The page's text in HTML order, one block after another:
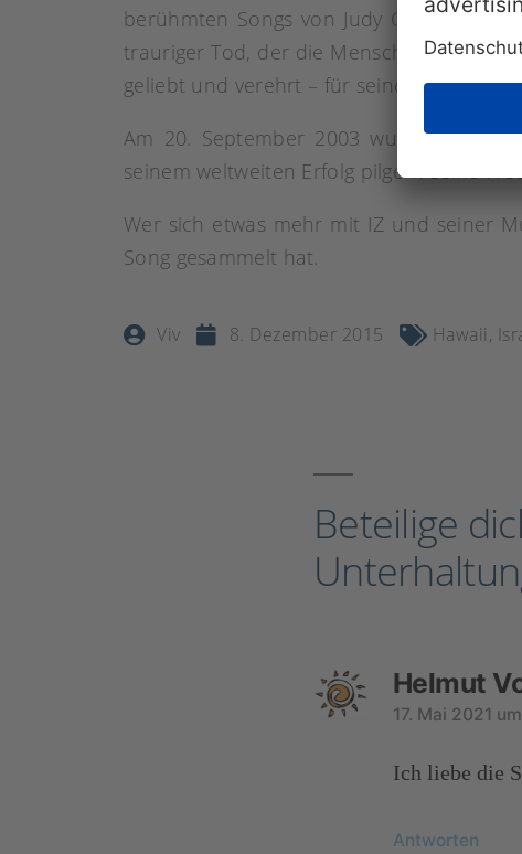
berühmten Songs von Judy Garland
trauriger Tod, der die Menschen berührt.
geliebt und verehrt – für seine Musik und
Am 20. September 2003 wurde für
seinem weltweiten Erfolg pilgern seine
Wer sich etwas mehr mit IZ und seiner
Song gesammelt hat.
Viv 8. Dezember 2015 Hawaii,
Beteilige
Helmut
17. Mai 2021
Ich liebe die
Antworten